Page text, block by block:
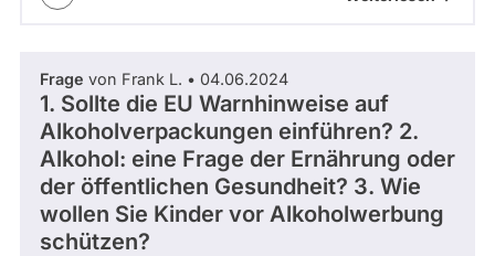
Frage von Frank L. • 04.06.2024
1. Sollte die EU Warnhinweise auf
Alkoholverpackungen einführen? 2.
Alkohol: eine Frage der Ernährung oder
der öffentlichen Gesundheit? 3. Wie
wollen Sie Kinder vor Alkoholwerbung
schützen?